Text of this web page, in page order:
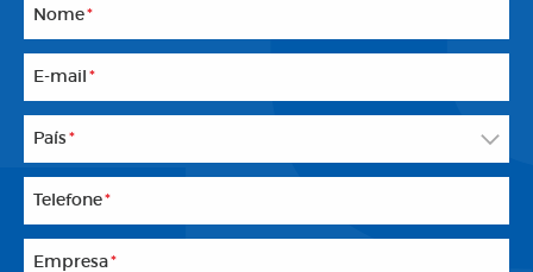
Nome*
E-mail *
País *
Telefone*
Empresa*